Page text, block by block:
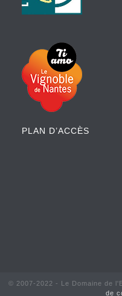
PLAN D’ACCÈS
© 2007-2022 - Le Domaine de
de